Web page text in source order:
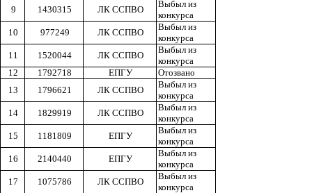
9 1430315 ЛК ССПВО
Выбыл из
конкурса
10
977249 ЛК ССПВО
Выбыл из
конкурса
11
1520044 ЛК ССПВО
Выбыл из
конкурса
12
1792718 ЕПГУ
Отозвано
13
1796621 ЛК ССПВО
Выбыл из
конкурса
14
1829919 ЛК ССПВО
Выбыл из
конкурса
15
1181809 ЕПГУ
Выбыл из
конкурса
16
2140440 ЕПГУ
Выбыл из
конкурса
17
1075786 ЛК ССПВО
Выбыл из
конкурса